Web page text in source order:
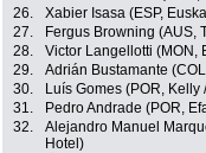
26.
Xabier Isasa (ESP,
27.
Fergus Browning (AUS,
28.
Victor Langellotti (MON,
29.
Adrián Bustamante
30.
Luís Gomes (POR, Kelly
31.
Pedro Andrade (POR,
32.
Alejandro Manuel
Hotel)